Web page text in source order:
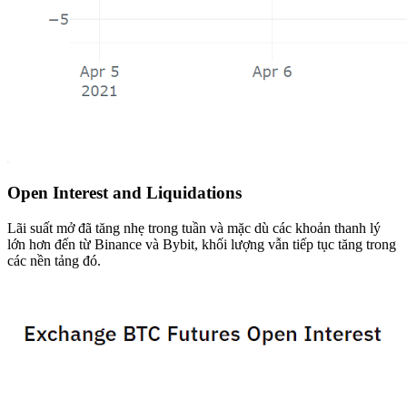
Open Interest and Liquidations
Lãi suất mở đã tăng nhẹ trong tuần và mặc dù các khoản thanh lý
lớn hơn đến từ Binance và Bybit, khối lượng vẫn tiếp tục tăng trong
các nền tảng đó.